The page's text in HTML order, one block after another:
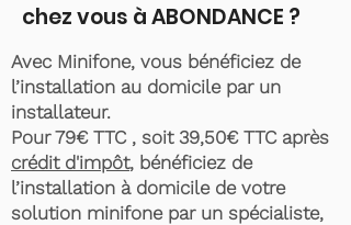
chez vous à ABONDANCE ?
Avec Minifone, vous bénéficiez de
l’installation au domicile par un
installateur.
Pour 79€ TTC , soit 39,50€ TTC après
crédit d'impôt, bénéficiez de
l’installation à domicile de votre
solution minifone par un spécialiste,